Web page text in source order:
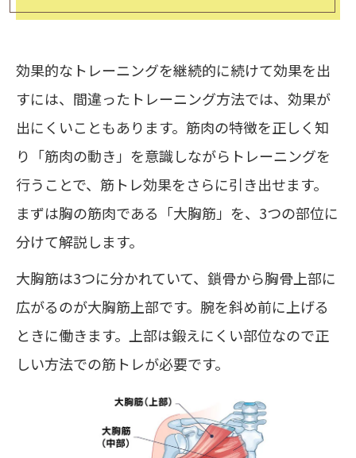
効果的なトレーニングを継続的に続けて効果を出
すには、間違ったトレーニング方法では、効果が
出にくいこともあります。筋肉の特徴を正しく知
り「筋肉の動き」を意識しながらトレーニングを
行うことで、筋トレ効果をさらに引き出せます。
まずは胸の筋肉である「大胸筋」を、3つの部位に
分けて解説します。
大胸筋は3つに分かれていて、鎖骨から胸骨上部に
広がるのが大胸筋上部です。腕を斜め前に上げる
ときに働きます。上部は鍛えにくい部位なので正
しい方法での筋トレが必要です。